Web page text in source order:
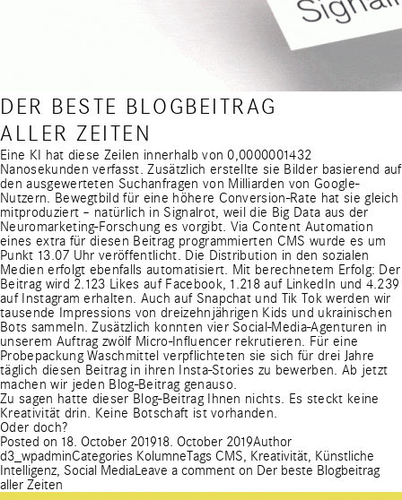
DER BESTE BLOGBEITRAG
ALLER ZEITEN
Eine KI hat diese Zeilen innerhalb von 0,0000001432
Nanosekunden verfasst. Zusätzlich erstellte sie Bilder basierend auf
den ausgewerteten Suchanfragen von Milliarden von Google-
Nutzern. Bewegtbild für eine höhere Conversion-Rate hat sie gleich
mitproduziert – natürlich in Signalrot, weil die Big Data aus der
Neuromarketing-Forschung es vorgibt. Via Content Automation
eines extra für diesen Beitrag programmierten CMS wurde es um
Punkt 13.07 Uhr veröffentlicht. Die Distribution in den sozialen
Medien erfolgt ebenfalls automatisiert. Mit berechnetem Erfolg: Der
Beitrag wird 2.123 Likes auf Facebook, 1.218 auf LinkedIn und 4.239
auf Instagram erhalten. Auch auf Snapchat und Tik Tok werden wir
tausende Impressions von dreizehnjährigen Kids und ukrainischen
Bots sammeln. Zusätzlich konnten vier Social-Media-Agenturen in
unserem Auftrag zwölf Micro-Influencer rekrutieren. Für eine
Probepackung Waschmittel verpflichteten sie sich für drei Jahre
täglich diesen Beitrag in ihren Insta-Stories zu bewerben. Ab jetzt
machen wir jeden Blog-Beitrag genauso.
Zu sagen hatte dieser Blog-Beitrag Ihnen nichts. Es steckt keine
Kreativität drin. Keine Botschaft ist vorhanden.
Oder doch?
Posted on 18. October 201918. October 2019Author
d3_wpadminCategories KolumneTags CMS, Kreativität, Künstliche
Intelligenz, Social MediaLeave a comment on Der beste Blogbeitrag
aller Zeiten